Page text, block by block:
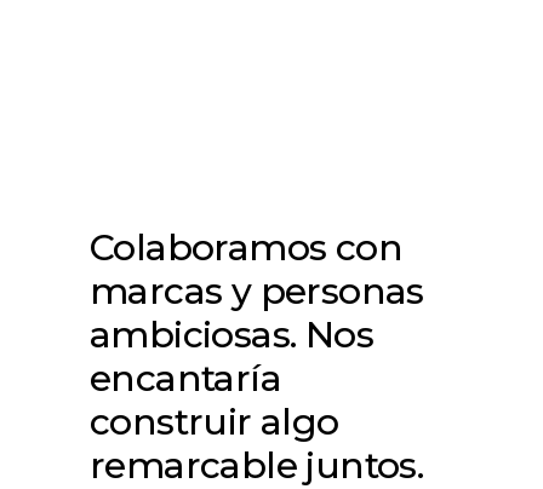
Colaboramos con
marcas y personas
ambiciosas. Nos
encantaría
construir algo
remarcable juntos.